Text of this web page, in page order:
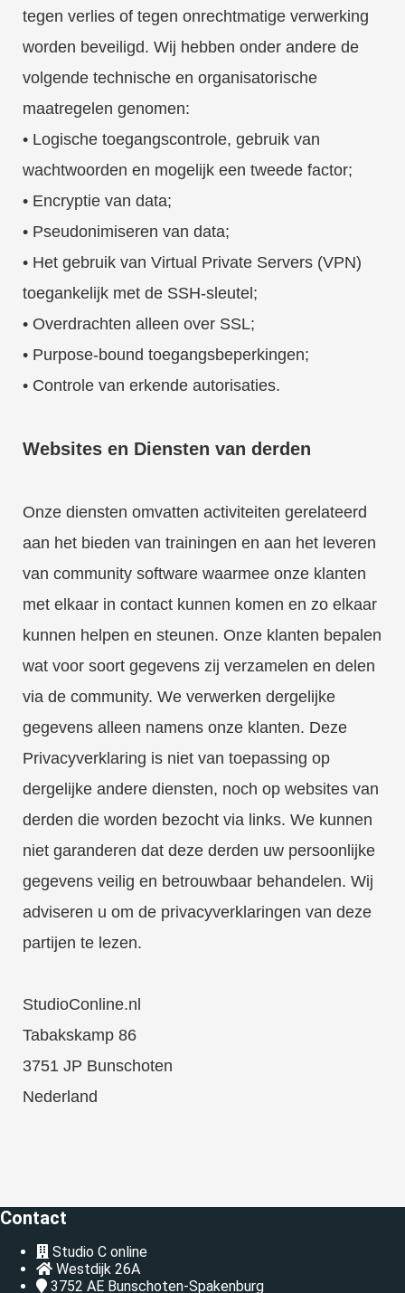
tegen verlies of tegen onrechtmatige verwerking
worden beveiligd. Wij hebben onder andere de
volgende technische en organisatorische
maatregelen genomen:
• Logische toegangscontrole, gebruik van
wachtwoorden en mogelijk een tweede factor;
• Encryptie van data;
• Pseudonimiseren van data;
• Het gebruik van Virtual Private Servers (VPN)
toegankelijk met de SSH-sleutel;
• Overdrachten alleen over SSL;
• Purpose-bound toegangsbeperkingen;
• Controle van erkende autorisaties.
Websites en Diensten van derden
Onze diensten omvatten activiteiten gerelateerd
aan het bieden van trainingen en aan het leveren
van community software waarmee onze klanten
met elkaar in contact kunnen komen en zo elkaar
kunnen helpen en steunen. Onze klanten bepalen
wat voor soort gegevens zij verzamelen en delen
via de community. We verwerken dergelijke
gegevens alleen namens onze klanten. Deze
Privacyverklaring is niet van toepassing op
dergelijke andere diensten, noch op websites van
derden die worden bezocht via links. We kunnen
niet garanderen dat deze derden uw persoonlijke
gegevens veilig en betrouwbaar behandelen. Wij
adviseren u om de privacyverklaringen van deze
partijen te lezen.
StudioConline.nl
Tabakskamp 86
3751 JP Bunschoten
Nederland
Contact
Studio C online
Westdijk 26A
3752 AE Bunschoten-Spakenburg